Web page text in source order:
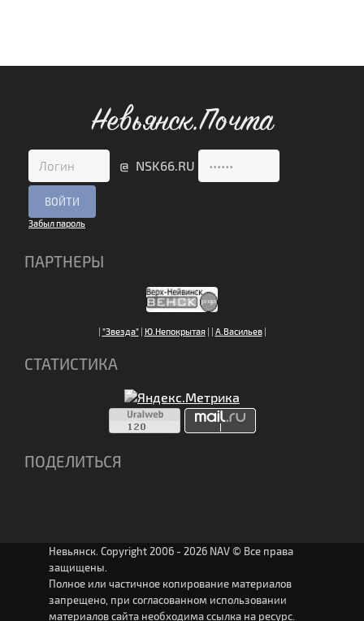
Невьянск.Почта
@ NSK66.RU
Забыл пароль
ПАРТНЕРЫ
| "Звезда"| Ю.Непокрытая| | А.Васильев|
СТАТИСТИКА
ПОДЕЛИТЬСЯ
Невьянск. Copyright 2006 - 2026 NAV © Все права
защищены.
Полное или частичное копирование материалов
запрещено, при согласованном использовании
материалов сайта необходима ссылка на ресурс.